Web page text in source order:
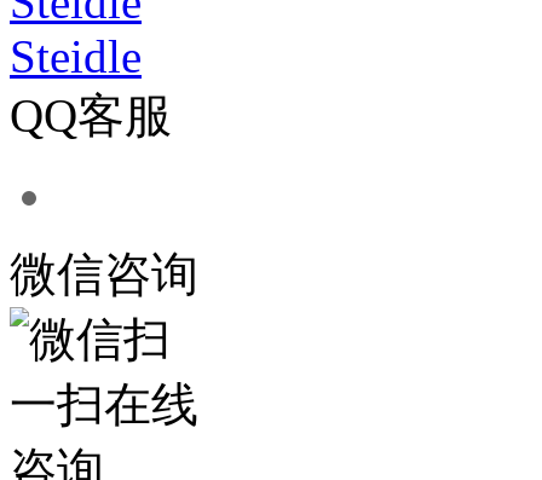
Steidle
QQ客服
微信咨询